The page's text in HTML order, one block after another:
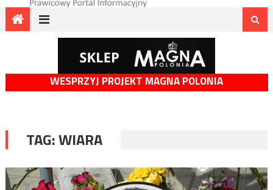
WESPRZYJ PROJEKT MAGNA POLONIA
TAG:WIARA